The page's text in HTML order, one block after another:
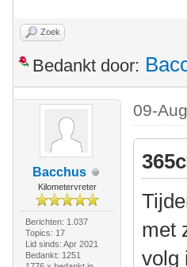
Zoek
Bedankt door:
Bacchus
Kilometervreter
Berichten: 1.037
Topics: 17
Lid sinds: Apr 2021
Bedankt: 1251
09-
met
volg